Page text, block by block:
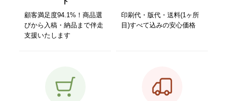
顧客満足度94.1%！商品選
びから入稿・納品まで伴走
支援いたします
印刷代・版代・送料(1ヶ所
目)すべて込みの安心価格